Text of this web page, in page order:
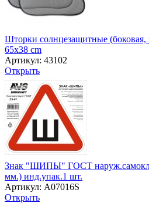
Шторки солнцезащитные (боковая,
65х38 cm
Артикул: 43102
Открыть
Знак "ШИПЫ" ГОСТ
мм.) инд.упак.1 шт.
Артикул: A07016S
Открыть